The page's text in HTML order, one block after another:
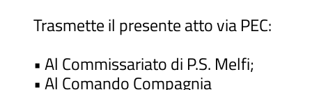
Trasmette il presente atto via PEC:
• Al Commissariato di P.S. Melfi;
• Al Comando Compagnia